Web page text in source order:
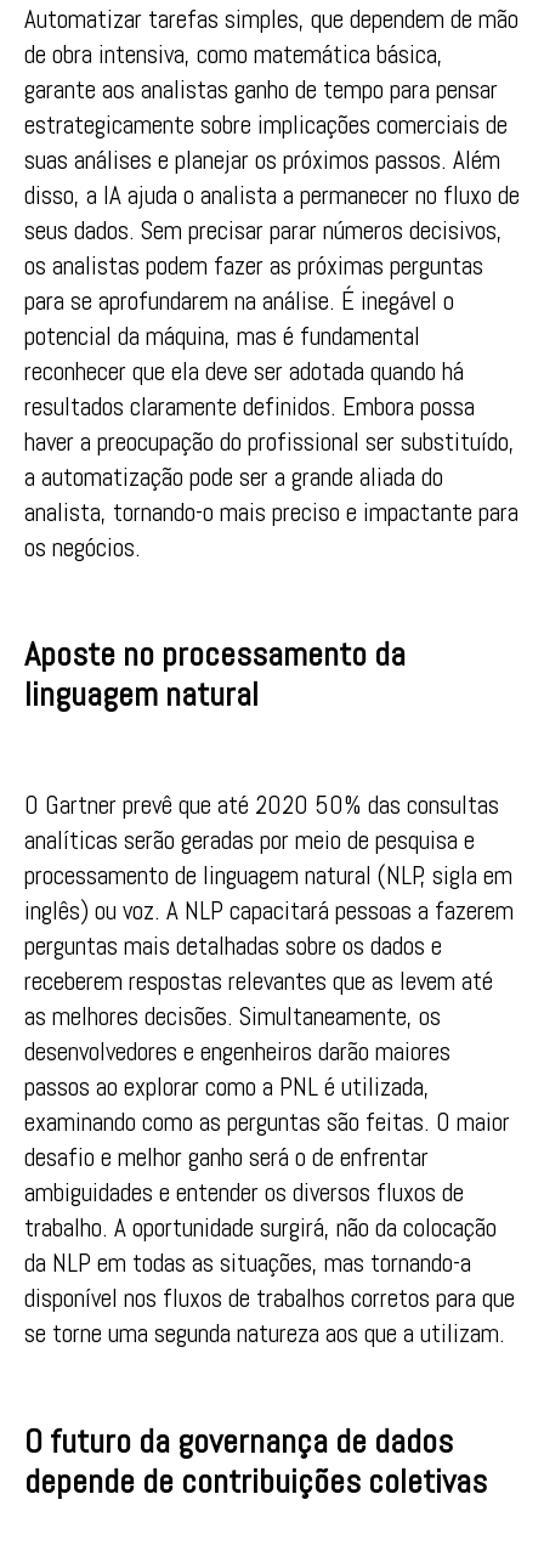
Automatizar tarefas simples, que dependem de mão
de obra intensiva, como matemática básica,
garante aos analistas ganho de tempo para pensar
estrategicamente sobre implicações comerciais de
suas análises e planejar os próximos passos. Além
disso, a IA ajuda o analista a permanecer no fluxo de
seus dados. Sem precisar parar números decisivos,
os analistas podem fazer as próximas perguntas
para se aprofundarem na análise. É inegável o
potencial da máquina, mas é fundamental
reconhecer que ela deve ser adotada quando há
resultados claramente definidos. Embora possa
haver a preocupação do profissional ser substituído,
a automatização pode ser a grande aliada do
analista, tornando-o mais preciso e impactante para
os negócios.
Aposte no processamento da
linguagem natural
O Gartner prevê que até 2020 50% das consultas
analíticas serão geradas por meio de pesquisa e
processamento de linguagem natural (NLP, sigla em
inglês) ou voz. A NLP capacitará pessoas a fazerem
perguntas mais detalhadas sobre os dados e
receberem respostas relevantes que as levem até
as melhores decisões. Simultaneamente, os
desenvolvedores e engenheiros darão maiores
passos ao explorar como a PNL é utilizada,
examinando como as perguntas são feitas. O maior
desafio e melhor ganho será o de enfrentar
ambiguidades e entender os diversos fluxos de
trabalho. A oportunidade surgirá, não da colocação
da NLP em todas as situações, mas tornando-a
disponível nos fluxos de trabalhos corretos para que
se torne uma segunda natureza aos que a utilizam.
O futuro da governança de dados
depende de contribuições coletivas